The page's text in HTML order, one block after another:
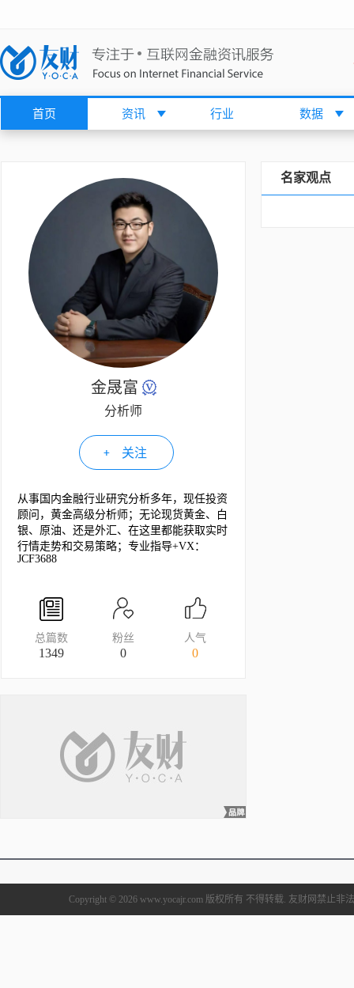
首页 资讯 行业 数据
金晟富
分析师
关注
从事国内金融行业研究分析多年，现任投资
顾问，黄金高级分析师；无论现货黄金、白
银、原油、还是外汇、在这里都能获取实时
行情走势和交易策略；专业指导+VX：
JCF3688
总篇数
1349
粉丝
0
人气
0
名家观点
Copyright © 2026 www.yocajr.com 版权所有 不得转载. 友财网禁止非